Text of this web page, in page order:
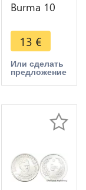
Burma 10
> Faire
Offre
13 €
Или сделать
предложение